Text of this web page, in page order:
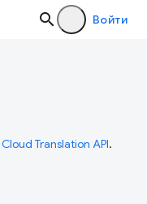
Войти
Cloud Translation API.